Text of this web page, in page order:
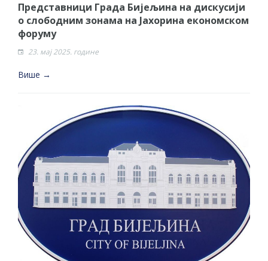
Представници Града Бијељина на дискусији
о слободним зонама на Јахорина економском
форуму
23. мај 2025. године
Више →